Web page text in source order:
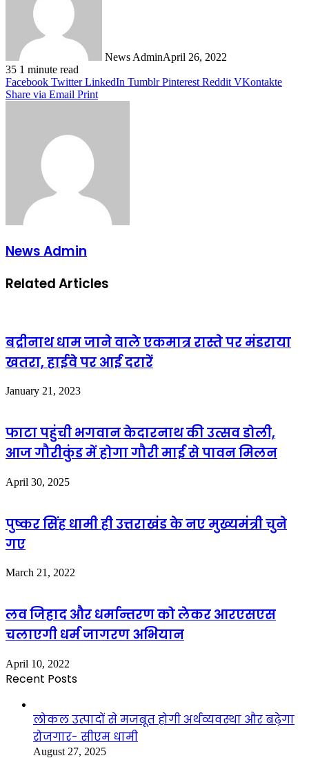
News AdminApril 26, 2022
35 1 minute read
Facebook Twitter LinkedIn Tumblr Pinterest Reddit VKontakte
Share via Email Print
News Admin
Related Articles
बद्रीनाथ धाम जाने वाले एकमात्र रास्ते पर मंडराया
खतरा, हाईवे पर आई दरारें
January 21, 2023
फाटा पहुंची भगवान केदारनाथ की उत्सव डोली,
आज गौरीकुंड में होगा गौरी माई से पावन मिलन
April 30, 2025
पुष्कर सिंह धामी ही उत्तराखंड के नए मुख्यमंत्री चुने
गए
March 21, 2022
लव जिहाद और धर्मान्तरण को लेकर आरएसएस
चलाएगी धर्म जागरण अभियान
April 10, 2022
Recent Posts
लोकल उत्पादों से मजबूत होगी अर्थव्यवस्था और बढ़ेगा
रोजगार- सीएम धामी
August 27, 2025